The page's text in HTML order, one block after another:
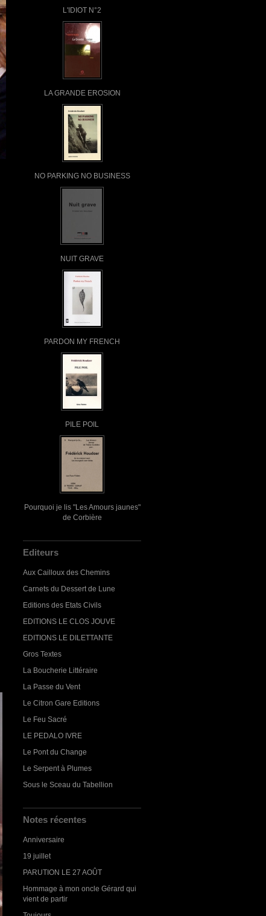
L'IDIOT N°2
LA GRANDE EROSION
NO PARKING NO BUSINESS
NUIT GRAVE
PARDON MY FRENCH
PILE POIL
Pourquoi je lis "Les Amours jaunes"
de Corbière
Editeurs
Aux Cailloux des Chemins
Carnets du Dessert de Lune
Editions des Etats Civils
EDITIONS LE CLOS JOUVE
EDITIONS LE DILETTANTE
Gros Textes
La Boucherie Littéraire
La Passe du Vent
Le Citron Gare Editions
Le Feu Sacré
LE PEDALO IVRE
Le Pont du Change
Le Serpent à Plumes
Sous le Sceau du Tabellion
Notes récentes
Anniversaire
19 juillet
PARUTION LE 27 AOÛT
Hommage à mon oncle Gérard qui
vient de partir